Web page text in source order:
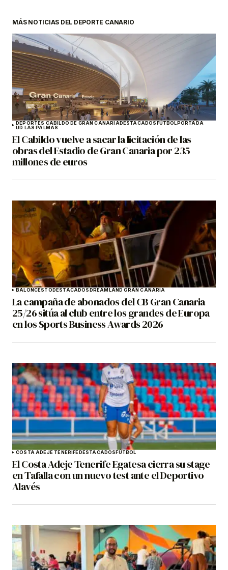
MÁS NOTICIAS DEL DEPORTE CANARIO
DEPORTES CABILDO DE GRAN CANARIADESTACADOSFÚTBOLPORTADA
UD LAS PALMAS
El Cabildo vuelve a sacar la licitación de las
obras del Estadio de Gran Canaria por 235
millones de euros
BALONCESTODESTACADOSDREAMLAND GRAN CANARIA
La campaña de abonados del CB Gran Canaria
25/26 sitúa al club entre los grandes de Europa
en los Sports Business Awards 2026
COSTA ADEJE TENERIFEDESTACADOSFÚTBOL
El Costa Adeje Tenerife Egatesa cierra su stage
en Tafalla con un nuevo test ante el Deportivo
Alavés